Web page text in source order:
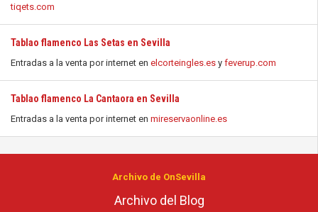
tiqets.com
Tablao flamenco Las Setas en Sevilla
Entradas a la venta por internet en elcorteingles.es y feverup.com
Tablao flamenco La Cantaora en Sevilla
Entradas a la venta por internet en mireservaonline.es
Archivo de OnSevilla
Archivo del Blog